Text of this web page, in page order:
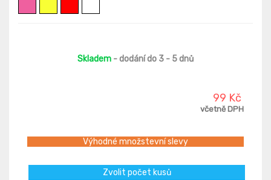
Skladem - dodání do 3 - 5 dnů
99 Kč
včetně DPH
Výhodné množstevní slevy
Zvolit počet kusů